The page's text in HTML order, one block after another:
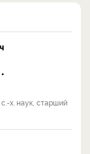
х. наук, старший